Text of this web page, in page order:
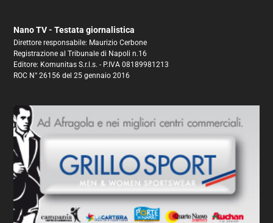
Nano TV - Testata giornalistica
Direttore responsabile: Maurizio Cerbone
Registrazione al Tribunale di Napoli n.16
Editore: Komunitas S.r.l.s. - P.IVA 08189981213
ROC N° 26156 del 25 gennaio 2016